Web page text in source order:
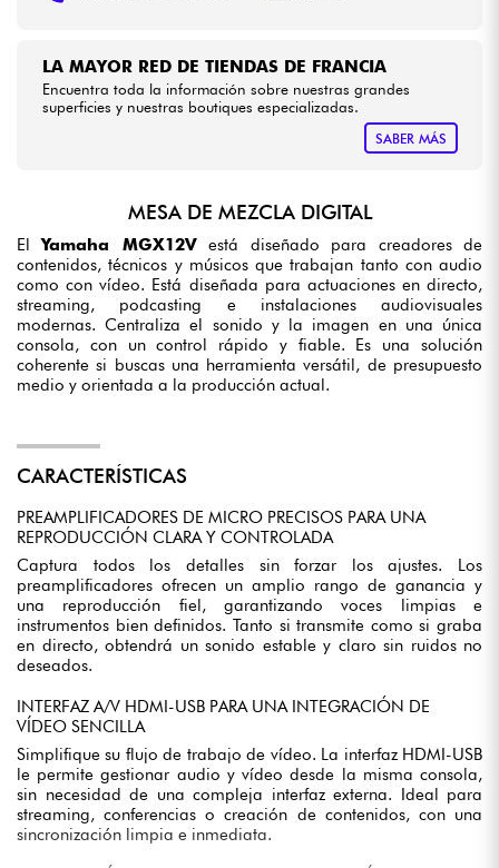
LA MAYOR RED DE TIENDAS DE FRANCIA
Encuentra toda la información sobre nuestras grandes
superficies y nuestras boutiques especializadas.
SABER MÁS
MESA DE MEZCLA DIGITAL
ElYamaha MGX12Vestá diseñado para creadores de
contenidos, técnicos y músicos que trabajan tanto con audio
como con vídeo. Está diseñada para actuaciones en directo,
streaming, podcasting e instalaciones audiovisuales
modernas. Centraliza el sonido y la imagen en una única
consola, con un control rápido y fiable. Es una solución
coherente si buscas una herramienta versátil, de presupuesto
medio y orientada a la producción actual.
CARACTERÍSTICAS
PREAMPLIFICADORES DE MICRO PRECISOS PARA UNA
REPRODUCCIÓN CLARA Y CONTROLADA
Captura todos los detalles sin forzar los ajustes. Los
preamplificadores ofrecen un amplio rango de ganancia y
una reproducción fiel, garantizando voces limpias e
instrumentos bien definidos. Tanto si transmite como si graba
en directo, obtendrá un sonido estable y claro sin ruidos no
deseados.
INTERFAZ A/V HDMI-USB PARA UNA INTEGRACIÓN DE
VÍDEO SENCILLA
Simplifique su flujo de trabajo de vídeo. La interfaz HDMI-USB
le permite gestionar audio y vídeo desde la misma consola,
sin necesidad de una compleja interfaz externa. Ideal para
streaming, conferencias o creación de contenidos, con una
sincronización limpia e inmediata.